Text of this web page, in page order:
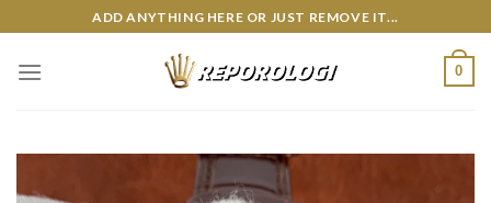
to
content
ADD ANYTHING HERE OR JUST REMOVE IT...
0